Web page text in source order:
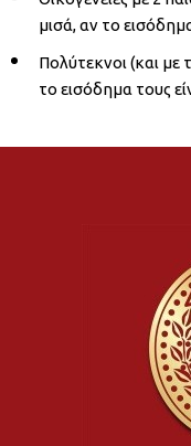
μισά, αν το
Πολύτεκνοι (και με
το εισόδημα τους